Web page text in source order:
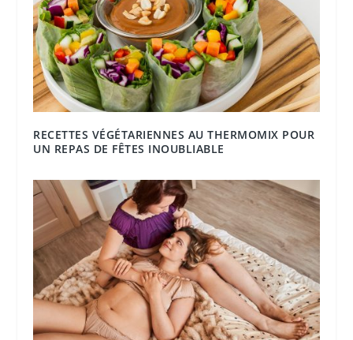
RECETTES VÉGÉTARIENNES AU THERMOMIX POUR
UN REPAS DE FÊTES INOUBLIABLE